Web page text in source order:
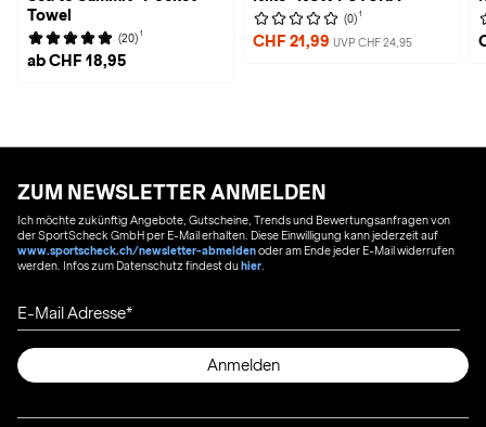
Towel
(20) 1
ab CHF 18,95
(0) 1
CHF 21,99 UVP CHF 24,95
ZUM NEWSLETTER ANMELDEN
Ich möchte zukünftig Angebote, Gutscheine, Trends und Bewertungsanfragen von
der SportScheck GmbH per E-Mail erhalten. Diese Einwilligung kann jederzeit auf
www.sportscheck.ch/newsletter-abmeldenoder am Ende jeder E-Mail widerrufen
werden. Infos zum Datenschutz findest duhier
E-Mail Adresse
Anmelden